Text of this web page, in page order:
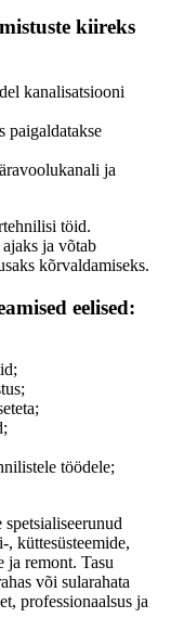
kiireks
kanalisatsiooni
paigaldatakse
ja
töid.
ja võtab
kõrvaldamiseks.
eelised:
töödele;
, küttesüsteemide,
ja remont. Tasu
või sularahata
professionaalsus ja